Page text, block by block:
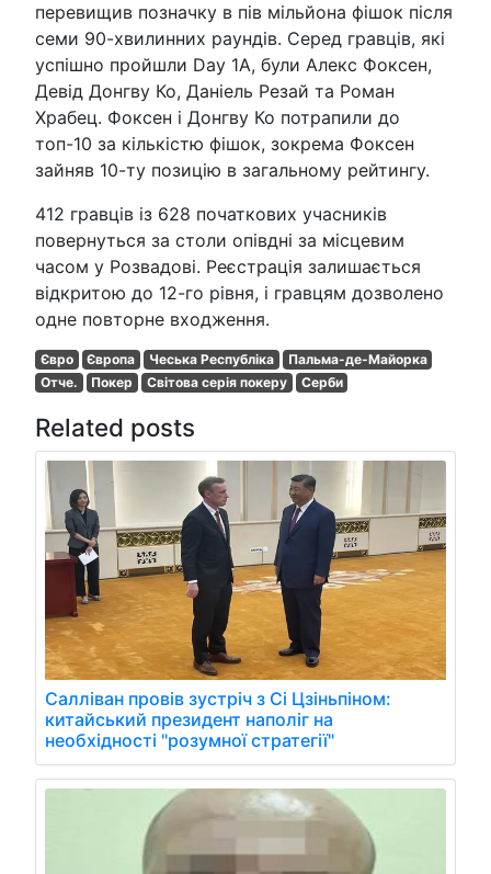
перевищив позначку в пів мільйона фішок після
семи 90-хвилинних раундів. Серед гравців, які
успішно пройшли Day 1A, були Алекс Фоксен,
Девід Донгву Ко, Даніель Резай та Роман
Храбец. Фоксен і Донгву Ко потрапили до
топ-10 за кількістю фішок, зокрема Фоксен
зайняв 10-ту позицію в загальному рейтингу.
412 гравців із 628 початкових учасників
повернуться за столи опівдні за місцевим
часом у Розвадові. Реєстрація залишається
відкритою до 12-го рівня, і гравцям дозволено
одне повторне входження.
Євро Європа Чеська Республіка
Пальма-де-Майорка
Отче.
Покер Світова серія покеру Серби
Related posts
Салліван провів зустріч з Сі Цзіньпіном:
китайський президент наполіг на
необхідності "розумної стратегії"